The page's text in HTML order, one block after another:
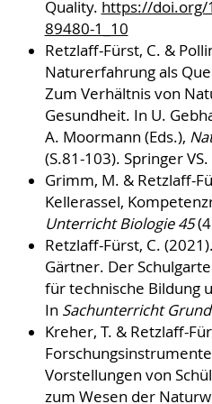
Quality. https://doi.org/
89480-1_10
Retzlaff-Fürst, C. &
Naturerfahrung als
Zum Verhältnis von
Gesundheit. In U.
A. Moormann (Eds.),
(S.81-103). Springer VS.
Grimm, M. & Retzlaff-
Kellerassel,
Unterricht Biologie 45
Retzlaff-Fürst, C.
Gärtner. Der
für technische Bildung
In Sachunterricht
Kreher, T. & Retzlaff-
Vorstellungen von
zum Wesen der